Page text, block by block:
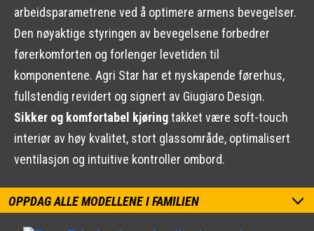
arbeidsparametrene ved å optimere armens bevegelser.
Den nøyaktige styringen av bevegelsene forbedrer
førerkomforten og forlenger levetiden til
komponentene. Agri Star har et nyskapende førerhus,
fullstendig revidert og signert av Giugiaro Design.
Sikker og komfortabel kjøringtakket være soft-touch
interiør av høy kvalitet, stort glassområde, optimalisert
ventilasjon og intuitive kontroller ombord.
OPPDAG ALLE MODELLENE I FAMILIEN